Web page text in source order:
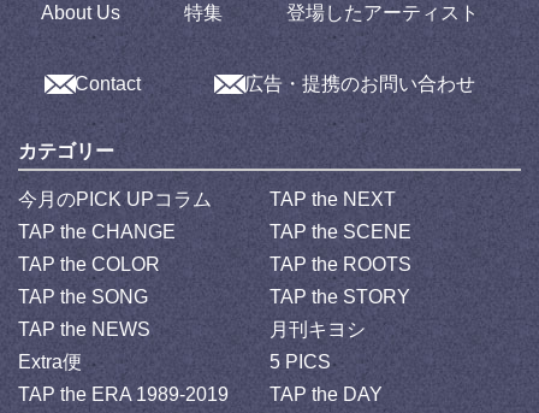
About Us 特集 登場したアーティスト
Contact 広告・提携のお問い合わせ
カテゴリー
今月のPICK UPコラム
TAP the NEXT
TAP the CHANGE
TAP the SCENE
TAP the COLOR
TAP the ROOTS
TAP the SONG
TAP the STORY
TAP the NEWS
月刊キヨシ
Extra便
5 PICS
TAP the ERA 1989-2019
TAP the DAY